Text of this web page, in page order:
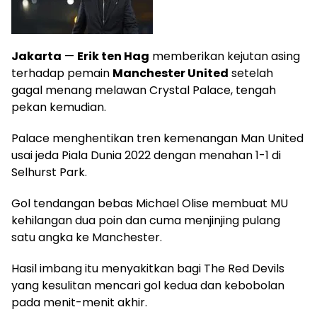
Jakarta — Erik ten Hag memberikan kejutan asing
terhadap pemain Manchester United setelah
gagal menang melawan Crystal Palace, tengah
pekan kemudian.
Palace menghentikan tren kemenangan Man United
usai jeda Piala Dunia 2022 dengan menahan 1-1 di
Selhurst Park.
Gol tendangan bebas Michael Olise membuat MU
kehilangan dua poin dan cuma menjinjing pulang
satu angka ke Manchester.
Hasil imbang itu menyakitkan bagi The Red Devils
yang kesulitan mencari gol kedua dan kebobolan
pada menit-menit akhir.